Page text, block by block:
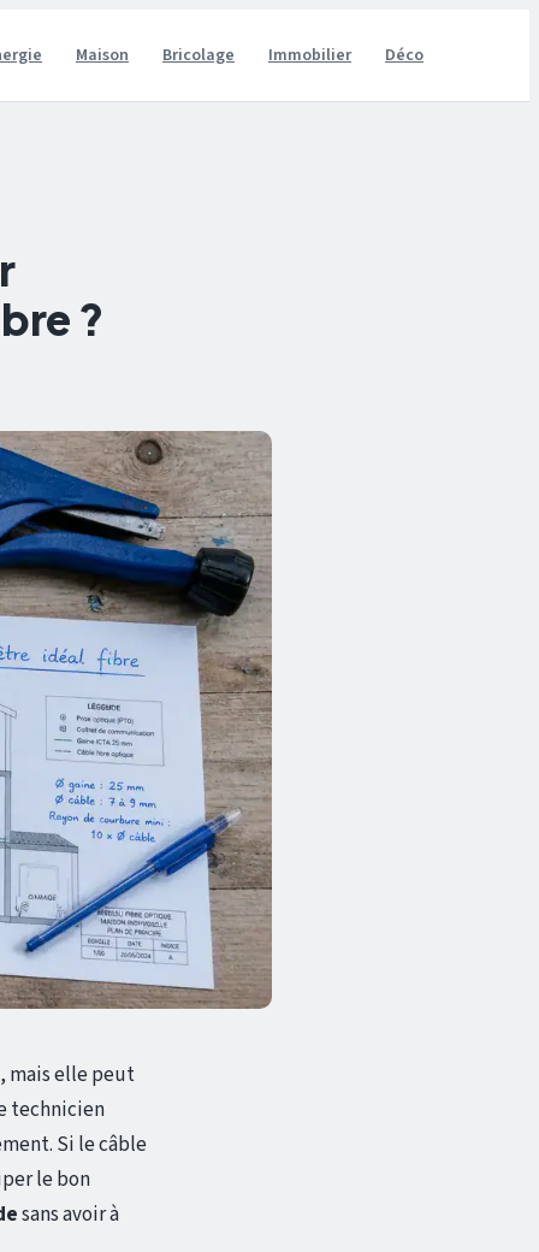
Maison Bricolage Immobilier Déco
?
mais elle peut
technicien
Si le câble
le bon
sans avoir à